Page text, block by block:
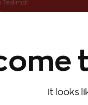
It looks
Çok Satanlar